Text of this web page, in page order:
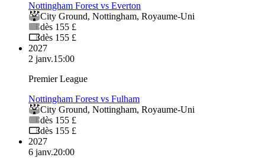
Nottingham Forest vs Everton
City Ground, Nottingham, Royaume-Uni
dès 155 £
dès 155 £
2027
2 janv.15:00
Premier League
Nottingham Forest vs Fulham
City Ground, Nottingham, Royaume-Uni
dès 155 £
dès 155 £
2027
6 janv.20:00